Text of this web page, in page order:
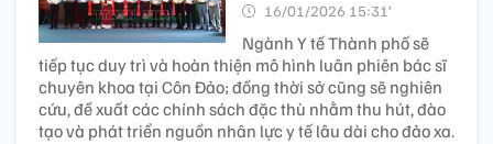
16/01/2026 15:31’
Ngành Y tế Thành phố sẽ
tiếp tục duy trì và hoàn thiện mô hình luân phiên bác sĩ
chuyên khoa tại Côn Đảo; đồng thời sở cũng sẽ nghiên
cứu, đề xuất các chính sách đặc thù nhằm thu hút, đào
tạo và phát triển nguồn nhân lực y tế lâu dài cho đảo xa.